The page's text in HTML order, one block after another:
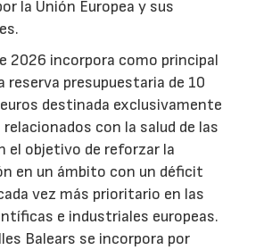
la Unión Europea y sus
2026 incorpora como principal
reserva presupuestaria de 10
destinada exclusivamente
con la salud de las
el objetivo de reforzar la
en un ámbito con un déficit
vez más prioritario en las
e industriales europeas.
Balears se incorpora por